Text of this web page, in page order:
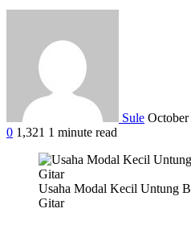
Sule
0 1,321 1 minute read
Usaha Modal Kecil Untung
Gitar